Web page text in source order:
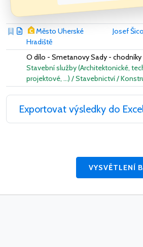
Město Uherské
Hradiště
Josef Šico
O dílo - Smetanovy Sady - chodníky
Stavební služby (Architektonické,
projektové, …) / Stavebnictví /
Exportovat výsledky do
VYSVĚTLENÍ